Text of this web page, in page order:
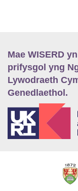
Mae WISERD
prifysgol yng
Lywodraeth
Genedlaethol.